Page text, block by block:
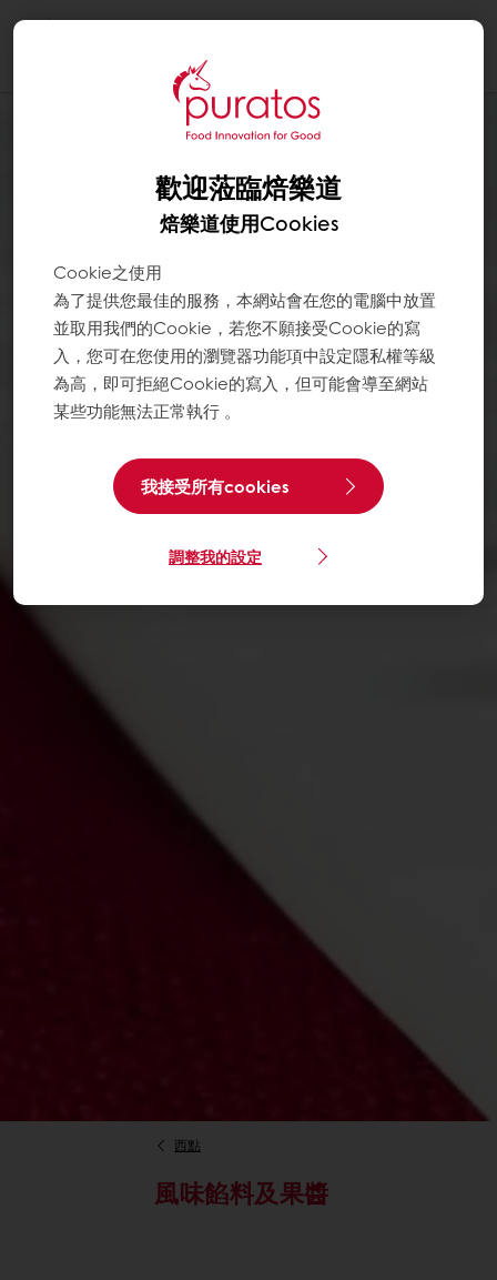
西點
風味餡料及果醬
歡迎蒞臨焙樂道
焙樂道使用Cookies
Cookie之使用
為了提供您最佳的服務，本網站會在您的電腦中放置
並取用我們的Cookie，若您不願接受Cookie的寫
入，您可在您使用的瀏覽器功能項中設定隱私權等級
為高，即可拒絕Cookie的寫入，但可能會導至網站
某些功能無法正常執行 。
我接受所有cookies
調整我的設定